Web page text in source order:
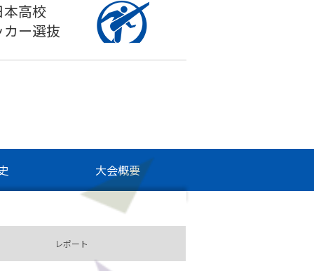
本高校
カー選抜
大会概要
レポート